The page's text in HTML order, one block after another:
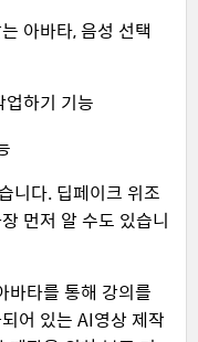
아바타, 음성 선택
하기 기능
니다. 딥페이크 위조
먼저 알 수도 있습니
바타를 통해 강의를
어 있는 AI영상 제작